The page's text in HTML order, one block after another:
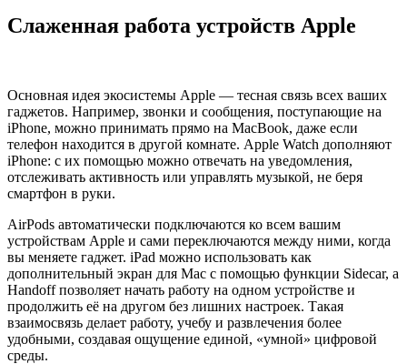
Слаженная работа устройств Apple
Основная идея экосистемы Apple — тесная связь всех ваших
гаджетов. Например, звонки и сообщения, поступающие на
iPhone, можно принимать прямо на MacBook, даже если
телефон находится в другой комнате. Apple Watch дополняют
iPhone: с их помощью можно отвечать на уведомления,
отслеживать активность или управлять музыкой, не беря
смартфон в руки.
AirPods автоматически подключаются ко всем вашим
устройствам Apple и сами переключаются между ними, когда
вы меняете гаджет. iPad можно использовать как
дополнительный экран для Mac с помощью функции Sidecar, а
Handoff позволяет начать работу на одном устройстве и
продолжить её на другом без лишних настроек. Такая
взаимосвязь делает работу, учебу и развлечения более
удобными, создавая ощущение единой, «умной» цифровой
среды.